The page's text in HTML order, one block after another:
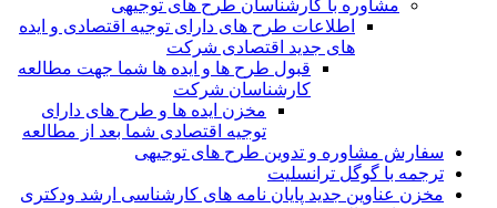
مشاوره با کارشناسان طرح های توجیهی
اطلاعات طرح های دارای توجیه اقتصادی و ایده
های جدید اقتصادی شرکت
قبول طرح ها و ایده ها شما جهت مطالعه
کارشناسان شرکت
مخزن ایده ها و طرح های دارای
توجیه اقتصادی شما بعد از مطالعه
سفارش مشاوره و تدوین طرح های توجیهی
ترجمه با گوگل ترانسلیت
مخزن عناوین جدید پایان نامه های کارشناسی ارشد ودکتری